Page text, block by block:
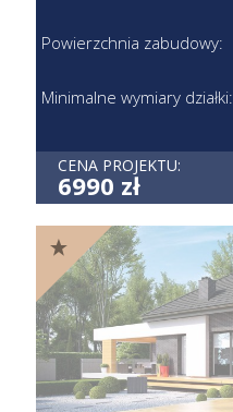
Powierzchnia zabudowy:
Minimalne wymiary działki:
CENA PROJEKTU:
6990 zł